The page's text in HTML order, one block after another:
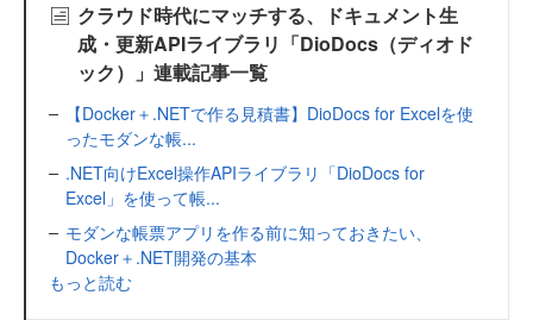
クラウド時代にマッチする、ドキュメント生
成・更新APIライブラリ「DioDocs（ディオド
ック）」連載記事一覧
【Docker＋.NETで作る見積書】DioDocs for Excelを使
ったモダンな帳...
.NET向けExcel操作APIライブラリ「DioDocs for
Excel」を使って帳...
モダンな帳票アプリを作る前に知っておきたい、
Docker＋.NET開発の基本
もっと読む